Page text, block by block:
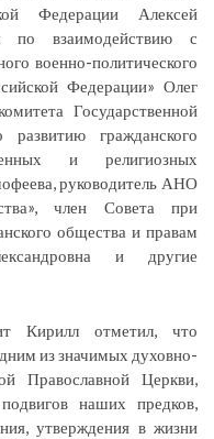
Федерации Алексей
по взаимодействию с
военно-политического
Федерации» Олег
Государственной
гражданского
и религиозных
руководитель АНО
член Совета при
общества и правам
и другие
Кирилл отметил, что
из значимых духовно-
Православной Церкви,
наших предков,
утверждения в жизни